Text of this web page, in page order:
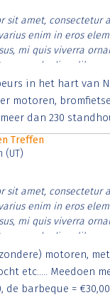
sit amet, consectetur
enim in eros
mi quis viverra
diam libero
et justo cursus id
vitae risus
in het hart van
motoren,
dan 230
Treffen
(UT)
sit amet, consectetur
enim in eros
mi quis viverra
diam libero
et justo cursus id
sem vitae risus
motoren,
etc..... Meedoen
de barbeque =